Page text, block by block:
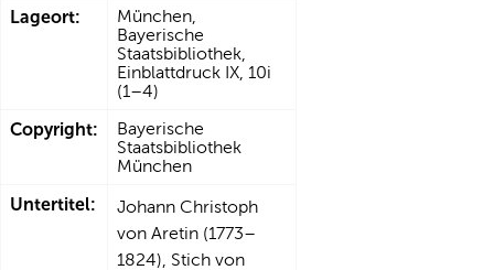
Lageort:
München,
Bayerische
Staatsbibliothek,
Einblattdruck IX, 10i
(1–4)
Copyright:
Bayerische
Staatsbibliothek
München
Untertitel:
Johann Christoph
von Aretin (1773–
1824), Stich von